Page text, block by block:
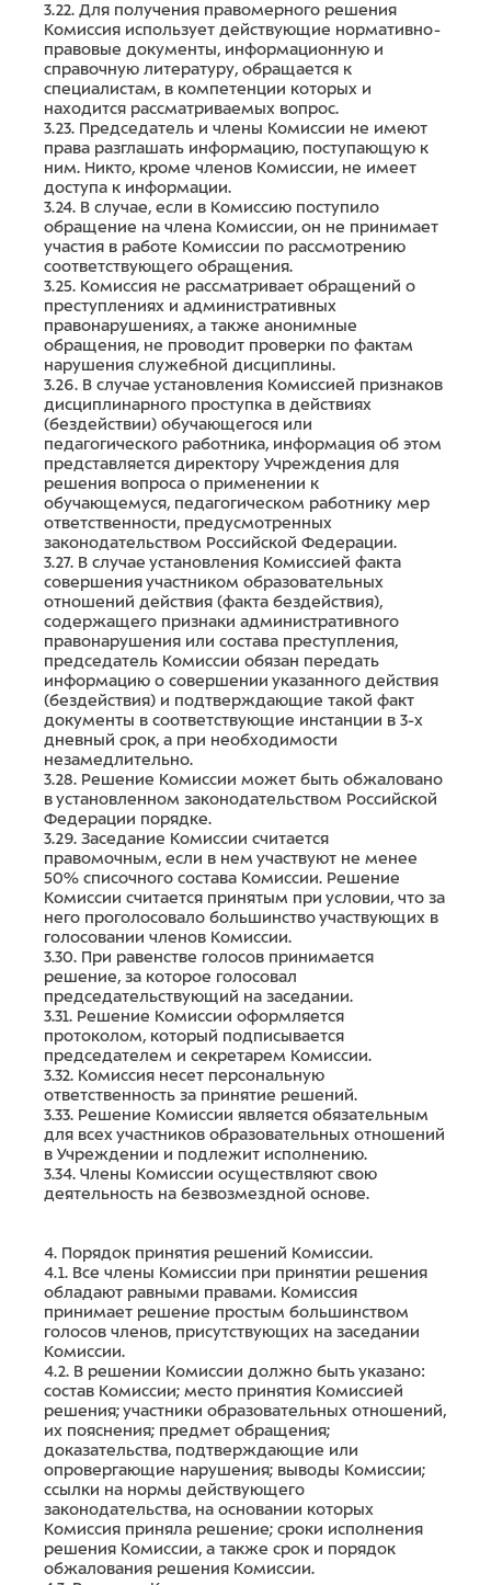
3.22. Для получения правомерного решения
Комиссия использует действующие нормативно-
правовые документы, информационную и
справочную литературу, обращается к
специалистам, в компетенции которых и
находится рассматриваемых вопрос.
3.23. Председатель и члены Комиссии не имеют
права разглашать информацию, поступающую к
ним. Никто, кроме членов Комиссии, не имеет
доступа к информации.
3.24. В случае, если в Комиссию поступило
обращение на члена Комиссии, он не принимает
участия в работе Комиссии по рассмотрению
соответствующего обращения.
3.25. Комиссия не рассматривает обращений о
преступлениях и административных
правонарушениях, а также анонимные
обращения, не проводит проверки по фактам
нарушения служебной дисциплины.
3.26. В случае установления Комиссией признаков
дисциплинарного проступка в действиях
(бездействии) обучающегося или
педагогического работника, информация об этом
представляется директору Учреждения для
решения вопроса о применении к
обучающемуся, педагогическом работнику мер
ответственности, предусмотренных
законодательством Российской Федерации.
3.27. В случае установления Комиссией факта
совершения участником образовательных
отношений действия (факта бездействия),
содержащего признаки административного
правонарушения или состава преступления,
председатель Комиссии обязан передать
информацию о совершении указанного действия
(бездействия) и подтверждающие такой факт
документы в соответствующие инстанции в 3-х
дневный срок, а при необходимости
незамедлительно.
3.28. Решение Комиссии может быть обжаловано
в установленном законодательством Российской
Федерации порядке.
3.29. Заседание Комиссии считается
правомочным, если в нем участвуют не менее
50% списочного состава Комиссии. Решение
Комиссии считается принятым при условии, что за
него проголосовало большинство участвующих в
голосовании членов Комиссии.
3.30. При равенстве голосов принимается
решение, за которое голосовал
председательствующий на заседании.
3.31. Решение Комиссии оформляется
протоколом, который подписывается
председателем и секретарем Комиссии.
3.32. Комиссия несет персональную
ответственность за принятие решений.
3.33. Решение Комиссии является обязательным
для всех участников образовательных отношений
в Учреждении и подлежит исполнению.
3.34. Члены Комиссии осуществляют свою
деятельность на безвозмездной основе.
4. Порядок принятия решений Комиссии.
4.1. Все члены Комиссии при принятии решения
обладают равными правами. Комиссия
принимает решение простым большинством
голосов членов, присутствующих на заседании
Комиссии.
4.2. В решении Комиссии должно быть указано:
состав Комиссии; место принятия Комиссией
решения; участники образовательных отношений,
их пояснения; предмет обращения;
доказательства, подтверждающие или
опровергающие нарушения; выводы Комиссии;
ссылки на нормы действующего
законодательства, на основании которых
Комиссия приняла решение; сроки исполнения
решения Комиссии, а также срок и порядок
обжалования решения Комиссии.